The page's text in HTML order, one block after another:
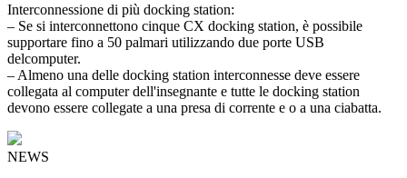
Interconnessione di più docking station:
– Se si interconnettono cinque CX docking station, è possibile
supportare fino a 50 palmari utilizzando due porte USB
delcomputer.
– Almeno una delle docking station interconnesse deve essere
collegata al computer dell'insegnante e tutte le docking station
devono essere collegate a una presa di corrente e o a una ciabatta.
NEWS